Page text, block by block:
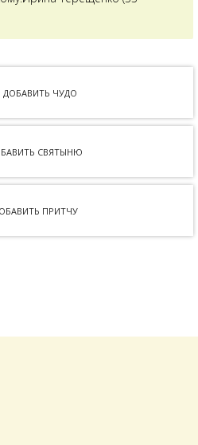
долгое время пытались
показал, что мы с мужем
Кроме того, мне ставили...
ДОБАВИТЬ ЧУДО
СВЯТЫНЮ
ПРИТЧУ